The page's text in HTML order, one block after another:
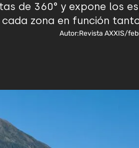
de 360° y expone los
cada zona en función
Autor:Revista AXXIS/